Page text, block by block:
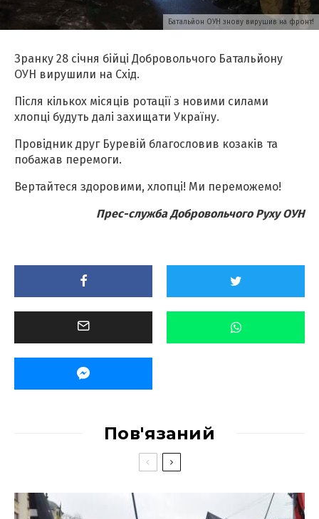
Батальйон ОУН знову вирушив на фронт!
Зранку 28 січня бійці Добровольчого Батальйону
ОУН вирушили на Схід.
Після кількох місяців ротації з новими силами
хлопці будуть далі захищати Україну.
Провідник друг Буревій благословив козаків та
побажав перемоги.
Вертайтеся здоровими, хлопці! Ми переможемо!
Прес-служба Добровольчого Руху ОУН
Пов'язаний